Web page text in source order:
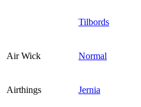
Tilbords
Air Wick Normal
Airthings Jernia